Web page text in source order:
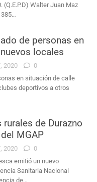
(Q.E.P.D) Walter Juan Maz
385…
de personas en
locales
2020
0
en situación de calle
deportivos a otros
de Durazno
MGAP
2020
0
emitió un nuevo
Sanitaria Nacional
de…